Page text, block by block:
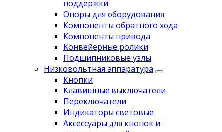
поддержки
Опоры для оборудования
Компоненты обратного хода
Компоненты привода
Koнвейерныe pолики
Подшипниковые узлы
Низковольтная аппаратура
Кнопки
Клавишные выключатели
Переключатели
Индикаторы световые
Аксессуары для кнопок и